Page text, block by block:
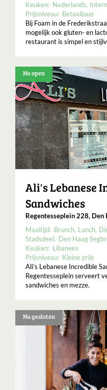
Keuken: Nederlands
Prijsniveau: Betaalbaar
Bij Foam in de
mogelijk ook gluten- en
restaurant is simpel en
Nu open
Ali's Lebanese
Sandwiches
Regentesseplein 228, Den
Maaltijd: Brunch Lunch
Stadsdeel: Den Haag
Keuken: Libanees
Prijsniveau: Kleine prijs
Ali’s Lebanese Incredible
Regentesseplein serveert
sandwiches en mezze.
Nu gesloten